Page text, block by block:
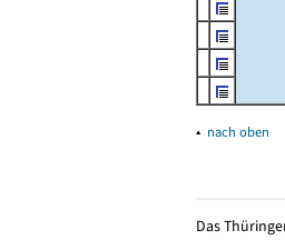
▴ nach oben
Das